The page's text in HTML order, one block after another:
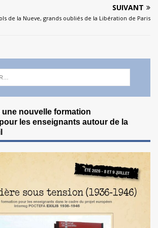
SUIVANT
de la Nueve, grands oubliés de la Libération de Paris
une nouvelle formation
les enseignants autour de la